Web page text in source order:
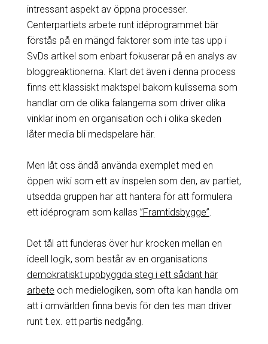
intressant aspekt av öppna processer.
Centerpartiets arbete runt idéprogrammet bär
förstås på en mängd faktorer som inte tas upp i
SvDs artikel som enbart fokuserar på en analys av
bloggreaktionerna. Klart det även i denna process
finns ett klassiskt maktspel bakom kulisserna som
handlar om de olika falangerna som driver olika
vinklar inom en organisation och i olika skeden
låter media bli medspelare här.
Men låt oss ändå använda exemplet med en
öppen wiki som ett av inspelen som den, av partiet,
utsedda gruppen har att hantera för att formulera
ett idéprogram som kallas ”Framtidsbygge”
Det tål att funderas över hur krocken mellan en
ideell logik, som består av en organisations
demokratiskt uppbyggda steg i ett sådant här
arbete och medielogiken, som ofta kan handla om
att i omvärlden finna bevis för den tes man driver
runt t.ex. ett partis nedgång.